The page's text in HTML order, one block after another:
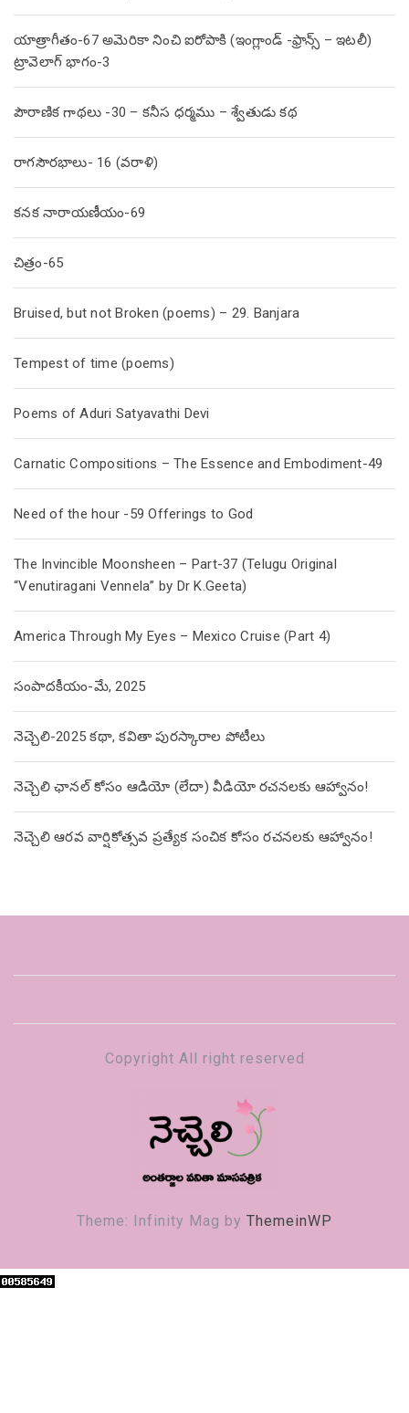
యాత్రాగీతం-67 అమెరికా నించి ఐరోపాకి (ఇంగ్లాండ్ -ఫ్రాన్స్ – ఇటలీ)
ట్రావెలాగ్ భాగం-3
పౌరాణిక గాథలు -30 – కనీస ధర్మము – శ్వేతుడు కథ
రాగసౌరభాలు- 16 (వరాళి)
కనక నారాయణీయం-69
చిత్రం-65
Bruised, but not Broken (poems) – 29. Banjara
Tempest of time (poems)
Poems of Aduri Satyavathi Devi
Carnatic Compositions – The Essence and Embodiment-49
Need of the hour -59 Offerings to God
The Invincible Moonsheen – Part-37 (Telugu Original
“Venutiragani Vennela” by Dr K.Geeta)
America Through My Eyes – Mexico Cruise (Part 4)
సంపాదకీయం-మే, 2025
నెచ్చెలి-2025 కథా, కవితా పురస్కారాల పోటీలు
నెచ్చెలి ఛానల్ కోసం ఆడియో (లేదా) వీడియో రచనలకు ఆహ్వానం!
నెచ్చెలి ఆరవ వార్షికోత్సవ ప్రత్యేక సంచిక కోసం రచనలకు ఆహ్వానం!
Copyright All right reserved
Theme: Infinity Mag by ThemeinWP